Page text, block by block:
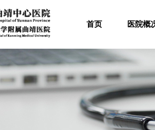
首页 医院概